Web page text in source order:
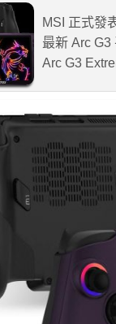
MSI 正式發
最新 Arc G3
Arc G3